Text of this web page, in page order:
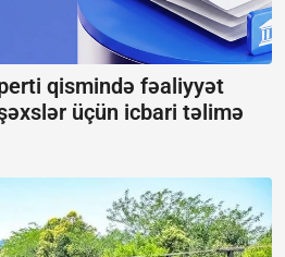
qismində fəaliyyət
üçün icbari təlimə